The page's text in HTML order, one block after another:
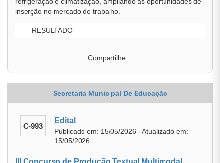
inserção no mercado de trabalho.
RESULTADO
Compartilhe:
Secretaria Municipal De Educação
C-993
Edital
Publicado em: 15/05/2026 - Atualizado em:
15/05/2026
III Concurso de Produção Textual Multimodal